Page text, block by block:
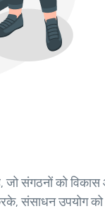
संगठनों को
संसाधन